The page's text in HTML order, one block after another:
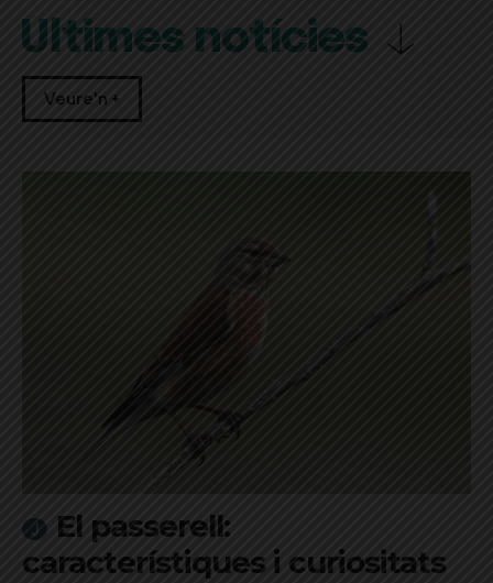
Últimes notícies
Veure'n +
El passerell:
característiques i curiositats